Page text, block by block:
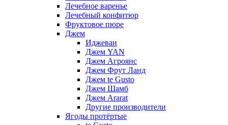
Лечебное варенье
Лечебный конфитюр
Фруктовое пюре
Джем
Иджеван
Джем YAN
Джем Агроянс
Джем Фрут Ланд
Джем te Gusto
Джем Шамб
Джем Ararat
Другие производители
Ягоды протёртые